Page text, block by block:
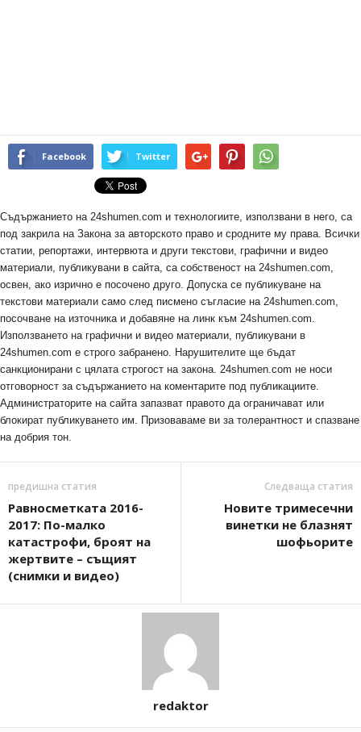
Facebook Twitter
Съдържанието на 24shumen.com и технологиите, използвани в него, са
под закрила на Закона за авторското право и сродните му права. Всички
статии, репортажи, интервюта и други текстови, графични и видео
материали, публикувани в сайта, са собственост на 24shumen.com,
освен, ако изрично е посочено друго. Допуска се публикуване на
текстови материали само след писмено съгласие на 24shumen.com,
посочване на източника и добавяне на линк към 24shumen.com.
Използването на графични и видео материали, публикувани в
24shumen.com е строго забранено. Нарушителите ще бъдат
санкционирани с цялата строгост на закона. 24shumen.com не носи
отговорност за съдържанието на коментарите под публикациите.
Администраторите на сайта запазват правото да ограничават или
блокират публикуването им. Призоваваме ви за толерантност и спазване
на добрия тон.
предишна статия
Равносметката 2016-
2017: По-малко
катастрофи, броят на
жертвите – същият
(снимки и видео)
Следваща статия
Новите тримесечни
винетки не блазнят
шофьорите
redaktor